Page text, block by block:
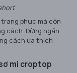
phục mà còn
cách. Đừng ngần
cách ưa thích
mi croptop